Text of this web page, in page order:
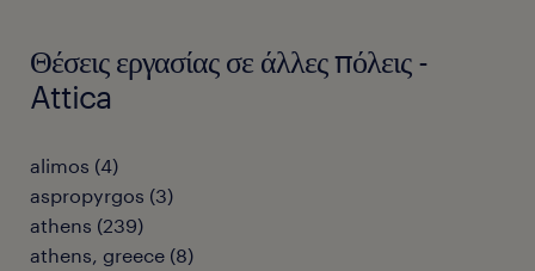
Θέσεις εργασίας σε άλλες πόλεις -
Attica
alimos (4)
aspropyrgos (3)
athens (239)
athens, greece (8)